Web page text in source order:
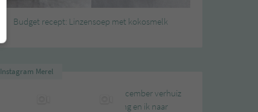
Budget recept: Linzensoep met kokosmelk
Instagram Merel